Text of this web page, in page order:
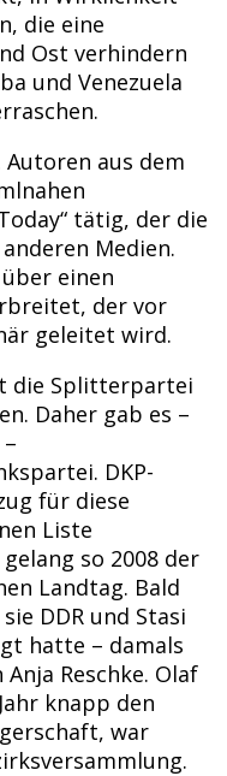
die eine
Ost verhindern
und Venezuela
Autoren aus dem
tätig, der die
Medien.
einen
der vor
geleitet wird.
die Splitterpartei
Daher gab es –
DKP-
für diese
Liste
so 2008 der
Landtag. Bald
DDR und Stasi
hatte – damals
Reschke. Olaf
knapp den
war